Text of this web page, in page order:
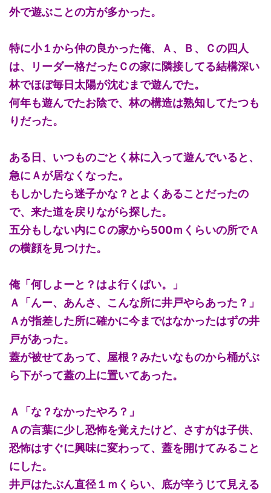
外で遊ぶことの方が多かった。
特に小１から仲の良かった俺、Ａ、Ｂ、Ｃの四人
は、リーダー格だったＣの家に隣接してる結構深い
林でほぼ毎日太陽が沈むまで遊んでた。
何年も遊んでたお陰で、林の構造は熟知してたつも
りだった。
ある日、いつものごとく林に入って遊んでいると、
急にＡが居なくなった。
もしかしたら迷子かな？とよくあることだったの
で、来た道を戻りながら探した。
五分もしない内にＣの家から500ｍくらいの所でＡ
の横顔を見つけた。
俺「何しよーと？はよ行くばい。」
Ａ「んー、あんさ、こんな所に井戸やらあった？」
Ａが指差した所に確かに今まではなかったはずの井
戸があった。
蓋が被せてあって、屋根？みたいなものから桶がぶ
ら下がって蓋の上に置いてあった。
Ａ「な？なかったやろ？」
Ａの言葉に少し恐怖を覚えたけど、さすがは子供、
恐怖はすぐに興味に変わって、蓋を開けてみること
にした。
井戸はたぶん直径１ｍくらい、底が辛うじて見える